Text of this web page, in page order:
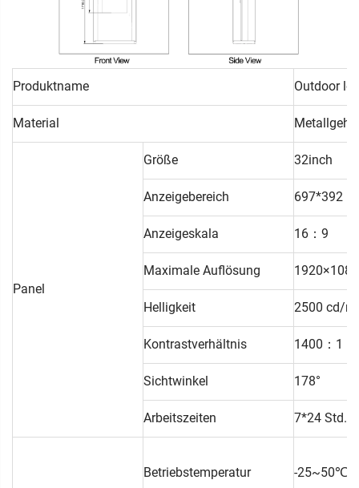
Produktname Outdoor
Material
Panel
Größe 32inch
Anzeigebereich 697*392
Anzeigeskala 16：9
Maximale Auflösung 1920×1080
Helligkeit 2500 cd/
Kontrastverhältnis 1400：1
Sichtwinkel 178°
Arbeitszeiten 7*24 Std.
Betriebstemperatur -25~50℃